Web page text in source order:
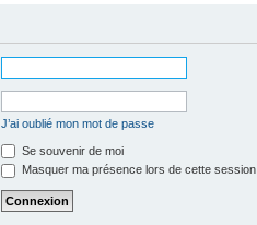
J’ai oublié mon mot de passe
Se souvenir de moi
Masquer ma présence lors de cette session